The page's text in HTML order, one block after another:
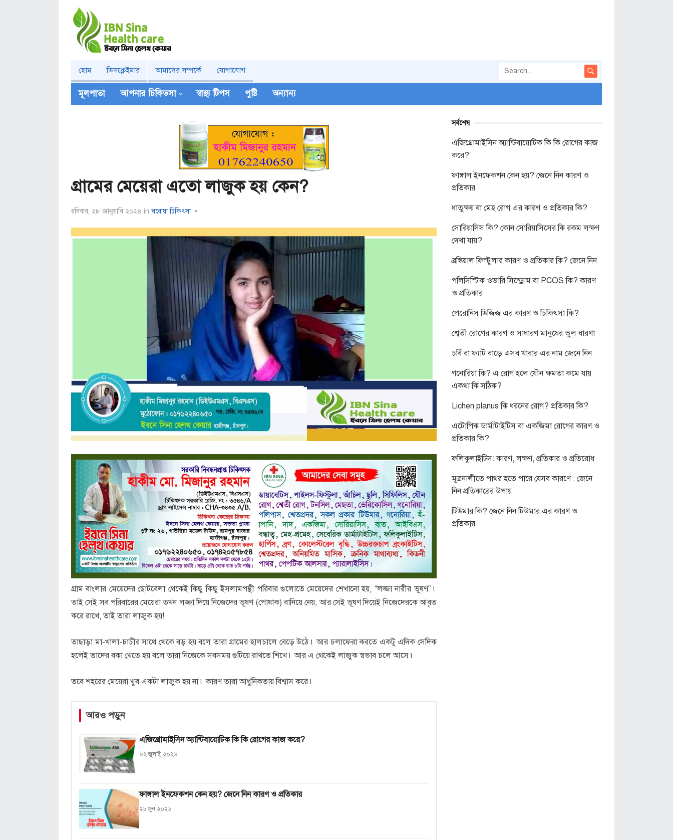
হোম ডিসক্লেইমার আমাদের সম্পর্কে যোগাযোগ
মূলপাতা আপনার চিকিত্‍সা স্বাস্থ্য টিপস পুষ্টি অন্যান্য
গ্রামের মেয়েরা এতো লাজুক হয় কেন?
রবিবার, ২৮ জানুয়ারি ২০২৪ inঘরোয়া চিকিৎসা •
গ্রাম বাংলার মেয়েদের ছোটবেলা থেকেই কিছু কিছু ইসলামপন্থী পরিবার গুলোতে মেয়েদের শেখানো হয়, “লজ্জা নারীর ভূষণ” ৷
তাই সেই সব পরিবারের মেয়েরা তখন লজ্জা দিয়ে নিজেদের ভূষণ (পোষাক) বানিয়ে নেয়, আর সেই ভূষণ দিয়েই নিজেদেরকে আবৃত
করে রাখে, তাই তারা লাজুক হয়!
তাছাড়া মা-খালা-চাচীর সাথে থেকে বড় হয় বলে তারা গ্রামের হালচালে বেড়ে উঠে ৷ আর চলাফেরা করতে একটু এদিক সেদিক
হলেই তাদের বকা খেতে হয় বলে তারা নিজেকে সবসময় গুটিয়ে রাখতে শিখে ৷ আর এ থেকেই লাজুক স্বভাব চলে আসে ৷
তবে শহরের মেয়েরা খুব একটা লাজুক হয় না ৷ কারণ তারা আধুনিকতায় বিশ্বাস করে ৷
আরও পড়ুন
এজিথ্রোমাইসিন অ্যান্টিবায়োটিক কি কি রোগের কাজ করে?
০২ জুলাই ২০২৬
ফাঙ্গাল ইনফেকশন কেন হয়? জেনে নিন কারণ ও প্রতিকার
২৬ জুন ২০২৬
সর্বশেষ
এজিথ্রোমাইসিন অ্যান্টিবায়োটিক কি কি রোগের কাজ
করে?
ফাঙ্গাল ইনফেকশন কেন হয়? জেনে নিন কারণ ও
প্রতিকার
ধাতুক্ষয় বা মেহ রোগ এর কারণ ও প্রতিকার কি?
সোরিয়াসিস কি? কোন সোরিয়াসিসের কি রকম লক্ষণ
দেখা যায়?
ব্রঙ্কিয়াল ফিস্টুলার কারণ ও প্রতিকার কি? জেনে নিন
পলিসিস্টিক ওভারি সিন্ড্রোম বা PCOS কি? কারণ
ও প্রতিকার
পেরোনিস ডিজিজ এর কারণ ও চিকিৎসা কি?
শ্বেতী রোগের কারণ ও সাধারণ মানুষের ভুল ধারণা
চর্বি বা ফ্যাট বাড়ে এসব খাবার এর নাম জেনে নিন
গনোরিয়া কি? এ রোগ হলে যৌন ক্ষমতা কমে যায়
একথা কি সঠিক?
Lichen planus কি ধরনের রোগ? প্রতিকার কি?
এটোপিক ডার্মাটাইটিস বা একজিমা রোগের কারণ ও
প্রতিকার কি?
ফলিকুলাইটিস: কারণ, লক্ষণ, প্রতিকার ও প্রতিরোধ
মূত্রনালীতে পাথর হতে পারে যেসব কারণে : জেনে
নিন প্রতিকারের উপায়
টিউমার কি? জেনে নিন টিউমার এর কারণ ও
প্রতিকার